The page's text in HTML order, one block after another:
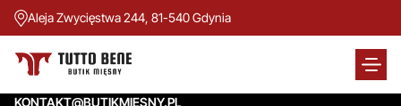
Aleja Zwycięstwa 244, 81-540 Gdynia
TUTTO BENE BUTIK MIĘSNY
Aleja Zwycięstwa 244,
KONTAKT@BUTIKMIESNY.PL